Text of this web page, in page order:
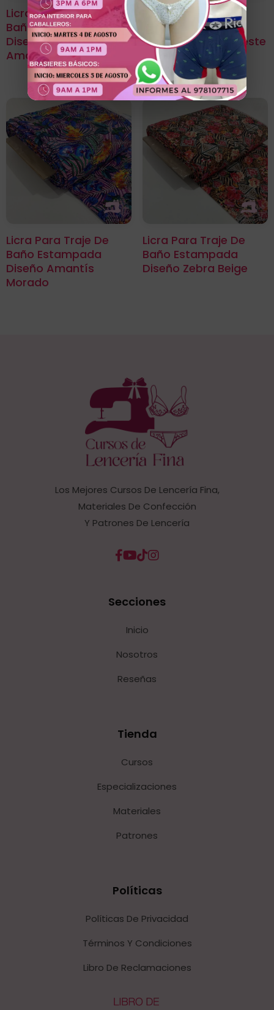
Licra Para Traje De
Baño Estampada
Diseño Frutifrut
Amarillo
Licra Para Traje De
Baño Estampada
Diseño Amelia Celeste
Licra Para Traje De
Baño Estampada
Diseño Amantís
Morado
Licra Para Traje De
Baño Estampada
Diseño Zebra Beige
Los Mejores Cursos De Lencería Fina,
Materiales De Confección
Y Patrones De Lencería
Secciones
Inicio
Nosotros
Reseñas
Tienda
Cursos
Especializaciones
Materiales
Patrones
Políticas
Políticas De Privacidad
Términos Y Condiciones
Libro De Reclamaciones